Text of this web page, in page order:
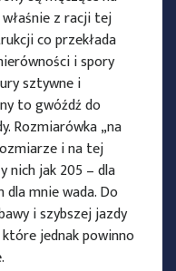
z racji tej
co przekłada
i spory
sztywne i
to gwóźdź do
Rozmiarówka „na
i na tej
nich jak 205 – dla
mnie wada. Do
i szybszej jazdy
jednak powinno